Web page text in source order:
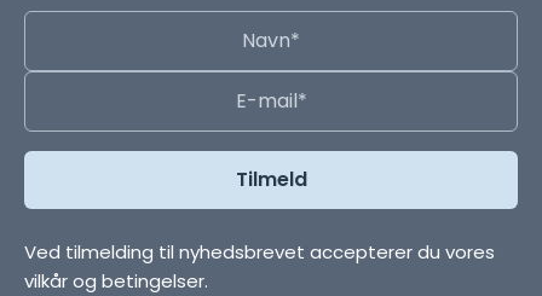
Ved tilmelding til nyhedsbrevet accepterer du vores
vilkår og betingelser.